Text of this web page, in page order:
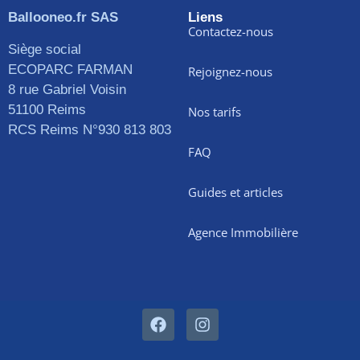
Ballooneo.fr SAS
Siège social
ECOPARC FARMAN
8 rue Gabriel Voisin
51100 Reims
RCS Reims N°930 813 803
Liens
Contactez-nous
Rejoignez-nous
Nos tarifs
FAQ
Guides et articles
Agence Immobilière